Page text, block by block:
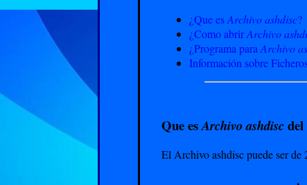
¿Que esArchivo ashdisc?
¿Como abrirArchivo
¿Programa para Archivo
Información sobre
Que esArchivo ashdiscdel
El Archivo ashdisc puede ser de